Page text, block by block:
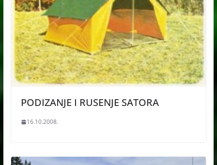
PODIZANJE I RUSENJE SATORA
16.10.2008.